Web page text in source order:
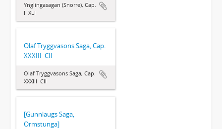
Ynglingasagan (Snorre), Cap.
I  XLI
Olaf Tryggvasons Saga, Cap.
XXXIII  CII
Olaf Tryggvasons Saga, Cap.
XXXIII  CII
[Gunnlaugs Saga,
Ormstunga]